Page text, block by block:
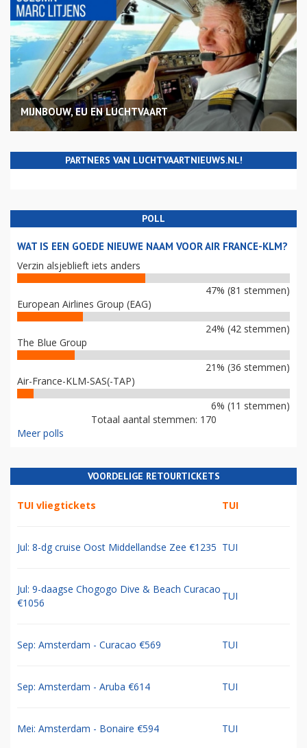
MIJNBOUW, EU EN LUCHTVAART
PARTNERS VAN LUCHTVAARTNIEUWS.NL!
POLL
WAT IS EEN GOEDE NIEUWE NAAM VOOR AIR FRANCE-KLM?
Verzin alsjeblieft iets anders
47% (81 stemmen)
European Airlines Group (EAG)
24% (42 stemmen)
The Blue Group
21% (36 stemmen)
Air-France-KLM-SAS(-TAP)
6% (11 stemmen)
Totaal aantal stemmen: 170
Meer polls
VOORDELIGE RETOURTICKETS
TUI vliegtickets TUI
Jul: 8-dg cruise Oost Middellandse Zee €1235 TUI
Jul: 9-daagse Chogogo Dive & Beach Curacao
€1056
TUI
Sep: Amsterdam - Curacao €569 TUI
Sep: Amsterdam - Aruba €614 TUI
Mei: Amsterdam - Bonaire €594 TUI